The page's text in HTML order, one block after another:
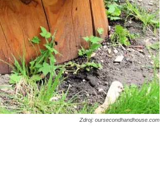
Zdroj: oursecondhandhouse.com